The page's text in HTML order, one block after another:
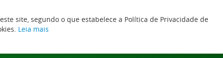
site, segundo o que estabelece a Política de Privacidade de
Leia mais